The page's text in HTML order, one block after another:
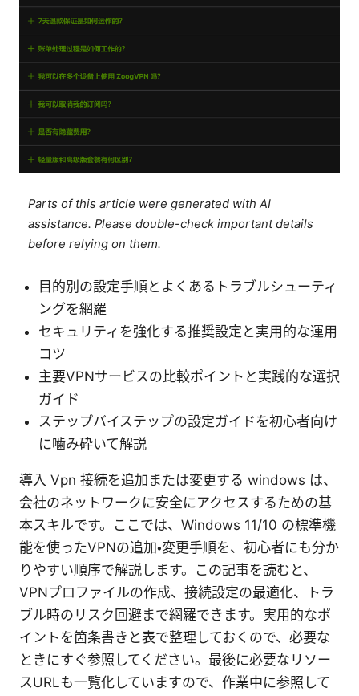
Parts of this article were generated with AI
assistance. Please double-check important details
before relying on them.
目的別の設定手順とよくあるトラブルシューティ
ングを網羅
セキュリティを強化する推奨設定と実用的な運用
コツ
主要VPNサービスの比較ポイントと実践的な選択
ガイド
ステップバイステップの設定ガイドを初心者向け
に噛み砕いて解説
導入 Vpn 接続を追加または変更する windows は、
会社のネットワークに安全にアクセスするための基
本スキルです。ここでは、Windows 11/10 の標準機
能を使ったVPNの追加・変更手順を、初心者にも分か
りやすい順序で解説します。この記事を読むと、
VPNプロファイルの作成、接続設定の最適化、トラ
ブル時のリスク回避まで網羅できます。実用的なポ
イントを箇条書きと表で整理しておくので、必要な
ときにすぐ参照してください。最後に必要なリソー
スURLも一覧化していますので、作業中に参照して